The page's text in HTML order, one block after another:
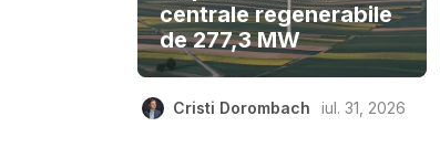
centrale regenerabile
de 277,3 MW
Cristi Dorombach iul. 31, 2026